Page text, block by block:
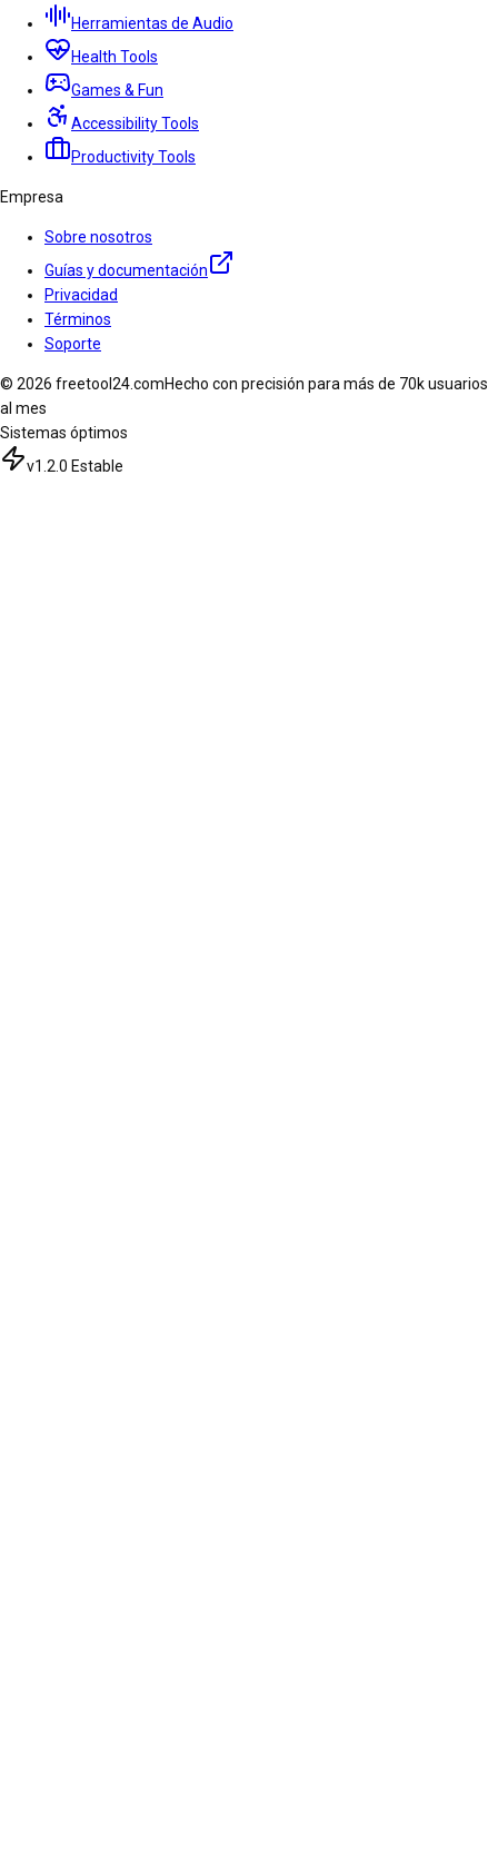
Herramientas de Audio
Health Tools
Games & Fun
Accessibility Tools
Productivity Tools
Empresa
Sobre nosotros
Guías y documentación
Privacidad
Términos
Soporte
© 2026 freetool24.comHecho con precisión para más de 70k usuarios
al mes
Sistemas óptimos
v1.2.0 Estable